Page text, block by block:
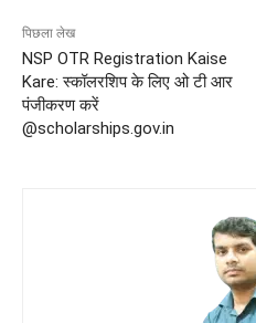
पिछला लेख
NSP OTR Registration Kaise
Kare: स्कॉलरशिप के लिए ओ टी आर
पंजीकरण करें
@scholarships.gov.in